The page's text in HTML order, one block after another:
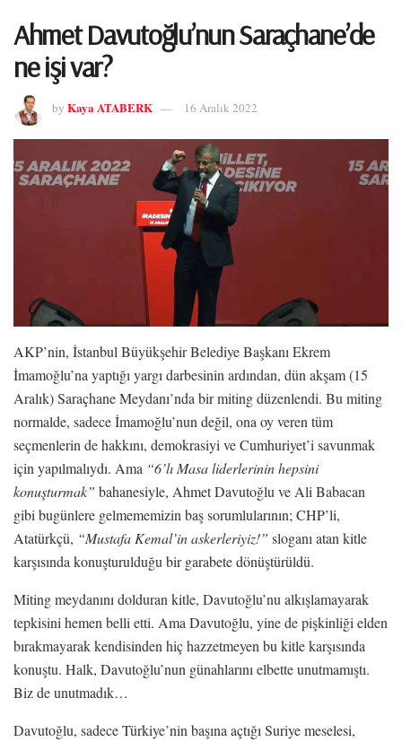
Ahmet Davutoğlu’nun Saraçhane’de
ne işi var?
by Kaya ATABERK 16 Aralık 2022
AKP’nin, İstanbul Büyükşehir Belediye Başkanı Ekrem
İmamoğlu’na yaptığı yargı darbesinin ardından, dün akşam (15
Aralık) Saraçhane Meydanı’nda bir miting düzenlendi. Bu miting
normalde, sadece İmamoğlu’nun değil, ona oy veren tüm
seçmenlerin de hakkını, demokrasiyi ve Cumhuriyet’i savunmak
için yapılmalıydı. Ama “6’lı Masa liderlerinin hepsini
konuşturmak” bahanesiyle, Ahmet Davutoğlu ve Ali Babacan
gibi bugünlere gelmememizin baş sorumlularının; CHP’li,
Atatürkçü, “Mustafa Kemal’in askerleriyiz!” sloganı atan kitle
karşısında konuşturulduğu bir garabete dönüştürüldü.
Miting meydanını dolduran kitle, Davutoğlu’nu alkışlamayarak
tepkisini hemen belli etti. Ama Davutoğlu, yine de pişkinliği elden
bırakmayarak kendisinden hiç hazzetmeyen bu kitle karşısında
konuştu. Halk, Davutoğlu’nun günahlarını elbette unutmamıştı.
Biz de unutmadık…
Davutoğlu, sadece Türkiye’nin başına açtığı Suriye meselesi,